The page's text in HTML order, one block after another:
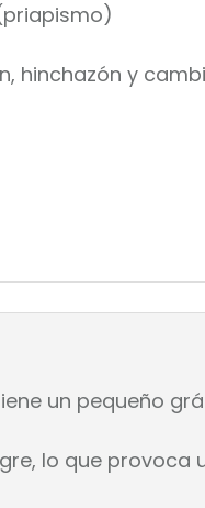
hinchazón y
un pequeño
lo que provoca